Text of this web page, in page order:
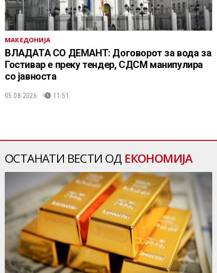
МАКЕДОНИЈА
ВЛАДАТА СО ДЕМАНТ: Договорот за вода за
Гостивар е преку тендер, СДСМ манипулира
со јавноста
05.08.2026. 11:51
ОСТАНАТИ ВЕСТИ ОД ЕКОНОМИЈА